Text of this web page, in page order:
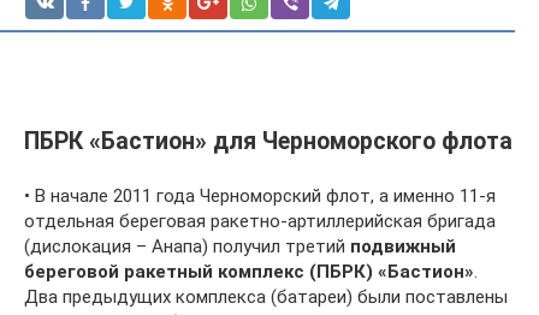
ПБРК «Бастион» для Черноморского флота
• В начале 2011 года Черноморский флот, а именно 11-я
отдельная береговая ракетно-артиллерийская бригада
(дислокация – Анапа) получил третий подвижный
береговой ракетный комплекс (ПБРК) «Бастион».
Два предыдущих комплекса (батареи) были поставлены